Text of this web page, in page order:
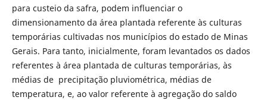
para custeio da safra, podem influenciar o
dimensionamento da área plantada referente às culturas
temporárias cultivadas nos municípios do estado de Minas
Gerais. Para tanto, inicialmente, foram levantados os dados
referentes à área plantada de culturas temporárias, às
médias de precipitação pluviométrica, médias de
temperatura, e, ao valor referente à agregação do saldo